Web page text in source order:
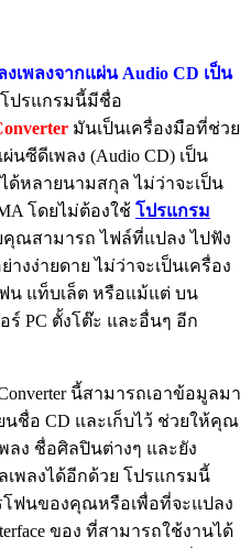
เพลงจากแผ่น Audio CD เป็น
ปรแกรมนี้มีชื่อ
มันเป็นเครื่องมือที่ช่วย
ซีดีเพลง (Audio CD) เป็น
ด้หลายนามสกุล ไม่ว่าจะเป็น
โดยไม่ต้องใช้ โปรแกรม
ณสามารถ ไฟล์ที่แปลง ไปฟัง
งง่ายดาย ไม่ว่าจะเป็นเครื่อง
น แท็บเล็ต หรือแม้แต่ บน
PC ตั้งโต๊ะ และอื่นๆ อีก
นี้สามารถเอาข้อมูลมา
นชื่อ CD และเก็บไว้ ช่วยให้คุณ
ลง ชื่อศิลปินต่างๆ และยัง
เพลงได้อีกด้วย โปรแกรมนี้
โฟนของคุณหรือเพื่อที่จะแปลง
ของ ที่สามารถใช้งานได้